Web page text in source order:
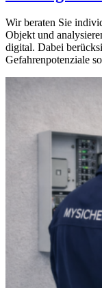
Wir beraten Sie
Objekt und
digital. Dabei
Gefahrenpotenziale